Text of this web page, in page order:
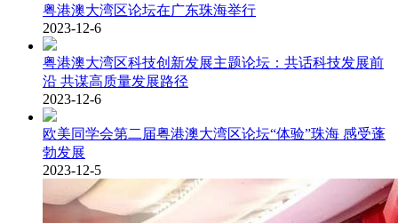
粤港澳大湾区论坛在广东珠海举行
2023-12-6
粤港澳大湾区科技创新发展主题论坛：共话科技发展前
沿 共谋高质量发展路径
2023-12-6
欧美同学会第二届粤港澳大湾区论坛“体验”珠海 感受蓬
勃发展
2023-12-5